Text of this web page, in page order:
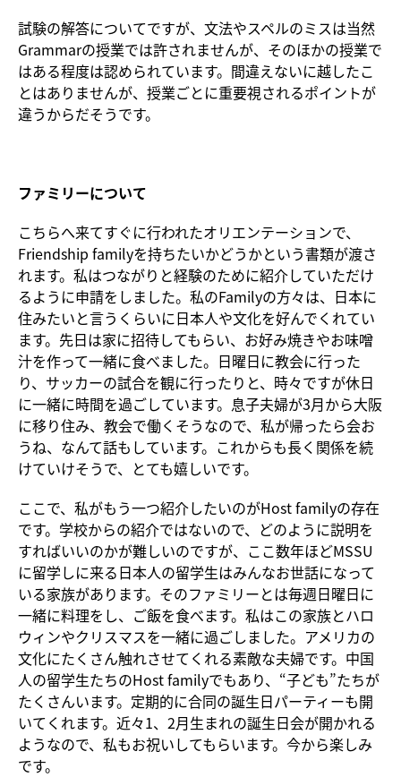
試験の解答についてですが、文法やスペルのミスは当然
Grammarの授業では許されませんが、そのほかの授業で
はある程度は認められています。間違えないに越したこ
とはありませんが、授業ごとに重要視されるポイントが
違うからだそうです。
ファミリーについて
こちらへ来てすぐに行われたオリエンテーションで、
Friendship familyを持ちたいかどうかという書類が渡さ
れます。私はつながりと経験のために紹介していただけ
るように申請をしました。私のFamilyの方々は、日本に
住みたいと言うくらいに日本人や文化を好んでくれてい
ます。先日は家に招待してもらい、お好み焼きやお味噌
汁を作って一緒に食べました。日曜日に教会に行った
り、サッカーの試合を観に行ったりと、時々ですが休日
に一緒に時間を過ごしています。息子夫婦が3月から大阪
に移り住み、教会で働くそうなので、私が帰ったら会お
うね、なんて話もしています。これからも長く関係を続
けていけそうで、とても嬉しいです。
ここで、私がもう一つ紹介したいのがHost familyの存在
です。学校からの紹介ではないので、どのように説明を
すればいいのかが難しいのですが、ここ数年ほどMSSU
に留学しに来る日本人の留学生はみんなお世話になって
いる家族があります。そのファミリーとは毎週日曜日に
一緒に料理をし、ご飯を食べます。私はこの家族とハロ
ウィンやクリスマスを一緒に過ごしました。アメリカの
文化にたくさん触れさせてくれる素敵な夫婦です。中国
人の留学生たちのHost familyでもあり、“子ども”たちが
たくさんいます。定期的に合同の誕生日パーティーも開
いてくれます。近々1、2月生まれの誕生日会が開かれる
ようなので、私もお祝いしてもらいます。今から楽しみ
です。